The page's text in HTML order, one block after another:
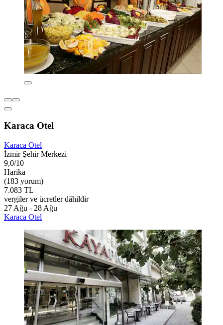
Karaca Otel
Karaca Otel
İzmir Şehir Merkezi
9,0/10
Harika
(183 yorum)
7.083 TL
vergiler ve ücretler dâhildir
27 Ağu - 28 Ağu
Karaca Otel